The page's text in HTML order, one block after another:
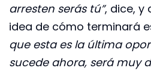
arresten serás tú”, dice, y
idea de cómo terminará
que esta es la última
sucede ahora, será muy